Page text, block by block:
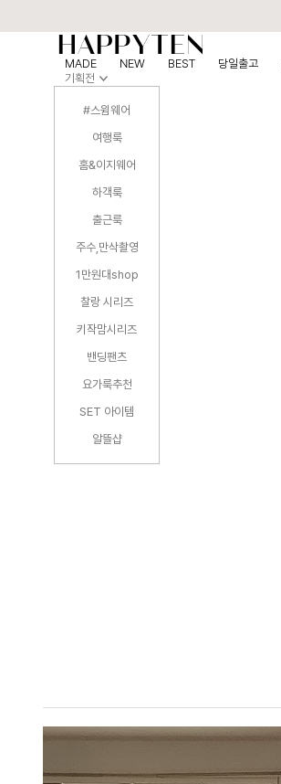
MADE NEW BEST 당일출고
기획전
#스윔웨어
여행룩
홈&이지웨어
하객룩
출근룩
주수,만삭촬영
1만원대shop
찰랑 시리즈
키작맘시리즈
밴딩팬츠
요가룩추천
SET 아이템
알뜰샵